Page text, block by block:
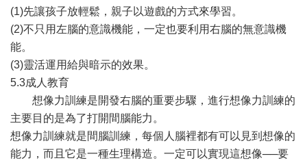
(1)先讓孩子放輕鬆，親子以遊戲的方式來學習。
(2)不只用左腦的意識機能，一定也要利用右腦的無意識機
能。
(3)靈活運用給與暗示的效果。
5.3成人教育
想像力訓練是開發右腦的重要步驟，進行想像力訓練的
主要目的是為了打開間腦能力。
想像力訓練就是間腦訓練，每個人腦裡都有可以見到想像的
能力，而且它是一種生理構造。一定可以實現這想像──要